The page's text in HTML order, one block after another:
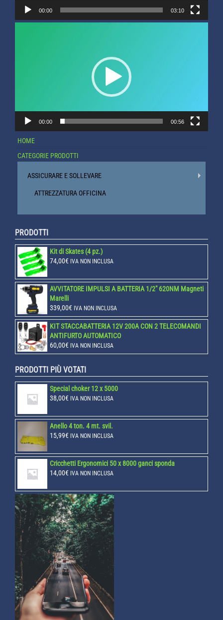
00:00 03:10
00:00 00:56
HOME
CATEGORIE PRODOTTI
ASSICURARE E SOLLEVARE
ATTREZZATURA OFFICINA
PRODOTTI
Kit di Skates (4 pz.)
74,00€ IVA NON INCLUSA
AVVITATORE IMPULSI A BATTERIA 1/2" 620NM Magneti
Marelli
339,00€ IVA NON INCLUSA
KIT STACCABATTERIA 12V 200A CON 2 TELECOMANDI
ANTIFURTO AUTOMATICO
60,00€ IVA NON INCLUSA
PRODOTTI PIÙ VOTATI
Special choker 12 x 5000
38,00€ IVA NON INCLUSA
Anello 4 ton. 4 mt. svil.
15,99€ IVA NON INCLUSA
Cricchetti Ergonomici 50 x 8000 ganci sponda
14,00€ IVA NON INCLUSA